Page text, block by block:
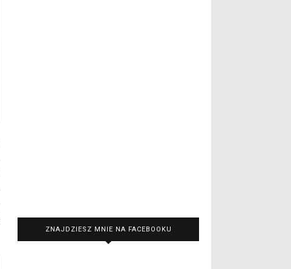
ZNAJDZIESZ MNIE NA FACEBOOKU